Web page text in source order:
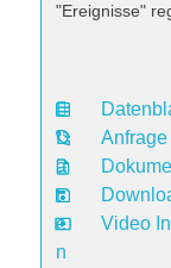
"Ereignisse"
D
a
t
e
n
Anfrage
Video